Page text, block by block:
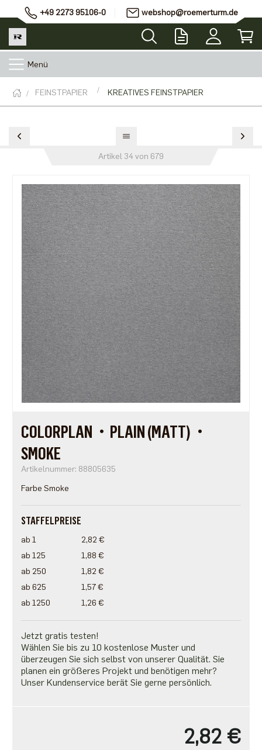
+49 2273 95106-0 webshop@roemerturm.de
Menü
FEINSTPAPIER KREATIVES FEINSTPAPIER
Artikel 34 von 679
COLORPLAN・PLAIN (MATT)・
SMOKE
Artikelnummer: 88805635
Farbe Smoke
STAFFELPREISE
ab 1
2,82 €
ab 125
1,88 €
ab 250
1,82 €
ab 625
1,57 €
ab 1250
1,26 €
Jetzt gratis testen!
Wählen Sie bis zu 10 kostenlose Muster und
überzeugen Sie sich selbst von unserer Qualität. Sie
planen ein größeres Projekt und benötigen mehr?
Unser Kundenservice berät Sie gerne persönlich.
2,82 €